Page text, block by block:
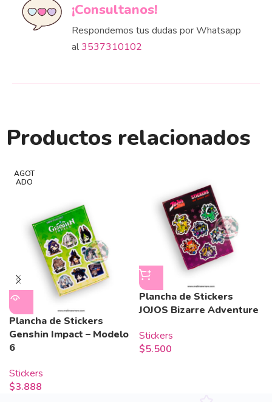
¡Consultanos!
Respondemos tus dudas por Whatsapp
al3537310102
Productos relacionados
AGOT
ADO
Plancha de Stickers
Genshin Impact – Modelo
6
Stickers
$3.888
Plancha de Stickers
JOJOS Bizarre Adventure
Stickers
$5.500